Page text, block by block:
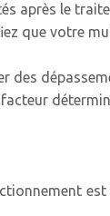
après le
que votre